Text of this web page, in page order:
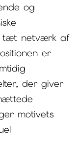
og
tæt netværk af
er
der giver
motivets